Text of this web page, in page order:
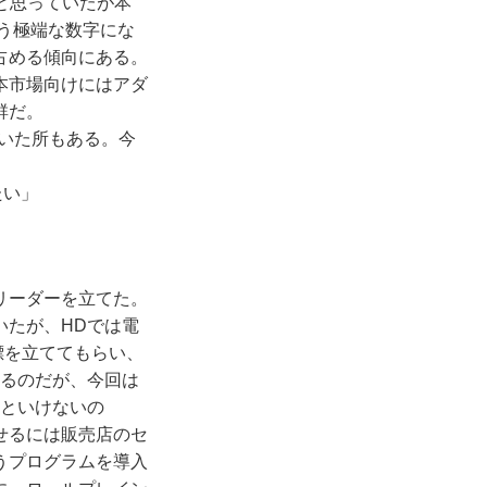
極端な数字にな
る傾向にある。
市場向けにはアダ
。
た所もある。今
」
ダーを立てた。
たが、HDでは電
立ててもらい、
のだが、今回は
いけないの
るには販売店のセ
プログラムを導入